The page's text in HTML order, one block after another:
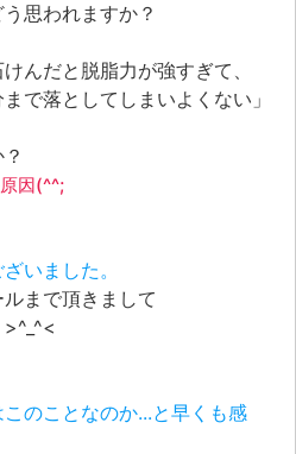
思われますか？
んだと脱脂力が強すぎて、
で落としてしまいよくない」
因(^^;
いました。
まで頂きまして
のことなのか...と早くも感